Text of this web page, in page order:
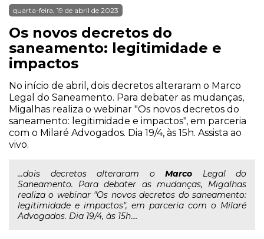
quarta-feira, 19 de abril de 2023
Os novos decretos do
saneamento: legitimidade e
impactos
No início de abril, dois decretos alteraram o Marco
Legal do Saneamento. Para debater as mudanças,
Migalhas realiza o webinar "Os novos decretos do
saneamento: legitimidade e impactos", em parceria
com o Milaré Advogados. Dia 19/4, às 15h. Assista ao
vivo.
...dois decretos alteraram o Marco Legal do
Saneamento. Para debater as mudanças, Migalhas
realiza o webinar "Os novos decretos do saneamento:
legitimidade e impactos", em parceria com o Milaré
Advogados. Dia 19/4, às 15h....